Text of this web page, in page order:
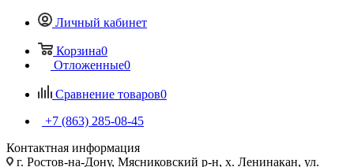
Личный кабинет
Корзина0
Отложенные0
Сравнение товаров0
+7 (863) 285-08-45
Контактная информация
г. Ростов-на-Дону, Мясниковский р-н, х. Ленинакан, ул.